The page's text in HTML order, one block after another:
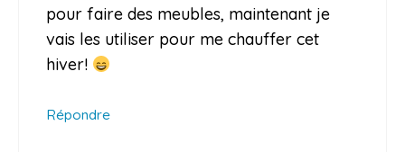
pour faire des meubles, maintenant je
vais les utiliser pour me chauffer cet
hiver!
Répondre